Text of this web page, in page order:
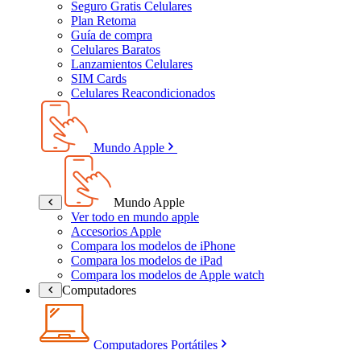
Seguro Gratis Celulares
Plan Retoma
Guía de compra
Celulares Baratos
Lanzamientos Celulares
SIM Cards
Celulares Reacondicionados
Mundo Apple
Mundo Apple
Ver todo en mundo apple
Accesorios Apple
Compara los modelos de iPhone
Compara los modelos de iPad
Compara los modelos de Apple watch
Computadores
Computadores Portátiles